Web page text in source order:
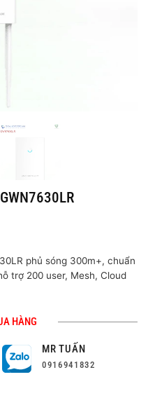
phủ sóng 300m+, chuẩn
trợ 200 user, Mesh, Cloud
HÀNG
MR TUẤN
0916941832